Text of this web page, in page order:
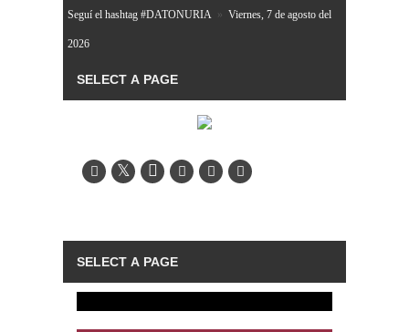
Seguí el hashtag #DATONURIA » Viernes, 7 de agosto del
2026